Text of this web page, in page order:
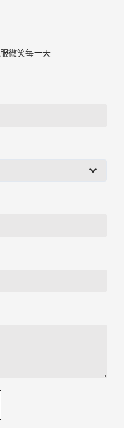
微笑每一天